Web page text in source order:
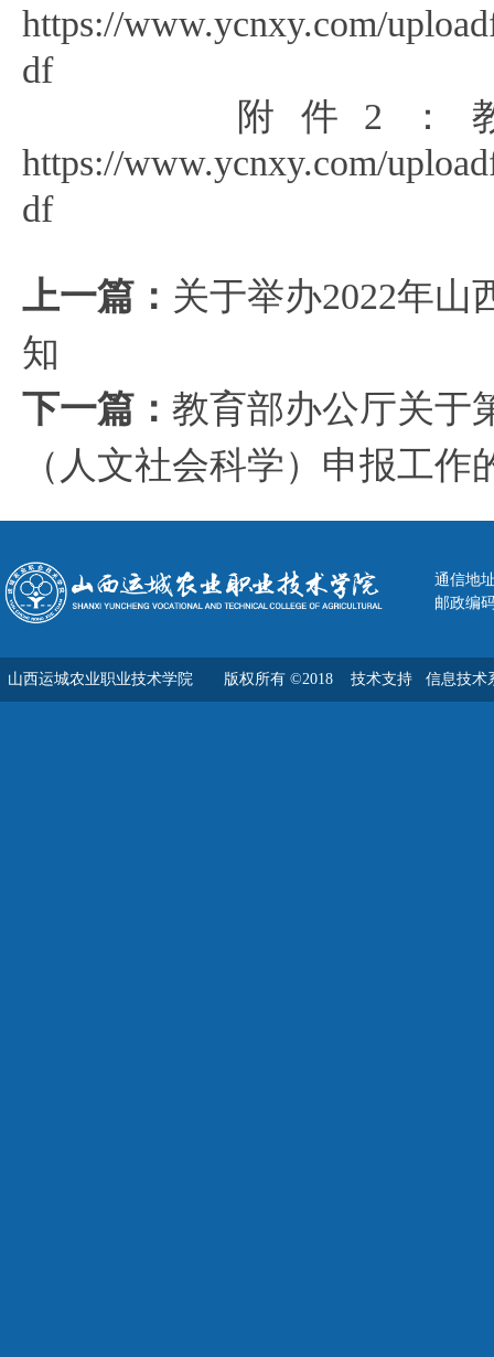
https://www.ycnxy.com/
df
附件2：教学
https://www.ycnxy.com/
df
上一篇： 关于举办2022年山
知
下一篇： 教育部办公厅关于
（人文社会科学）申报工作
通信地
邮政编
山西运城农业职业技术学院 版权所有 ©2018 技术支持 信息技术